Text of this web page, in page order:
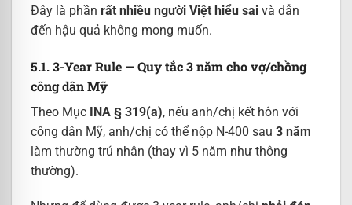
Đây là phần rất nhiều người Việt hiểu sai và dẫn
đến hậu quả không mong muốn.
5.1. 3-Year Rule — Quy tắc 3 năm cho vợ/chồng
công dân Mỹ
Theo Mục INA § 319(a), nếu anh/chị kết hôn với
công dân Mỹ, anh/chị có thể nộp N-400 sau 3 năm
làm thường trú nhân (thay vì 5 năm như thông
thường).